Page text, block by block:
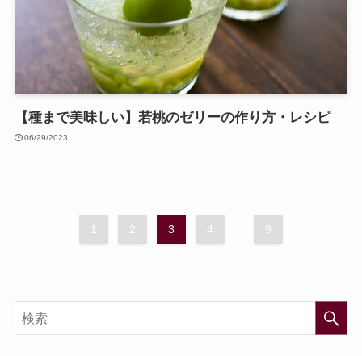
【種まで美味しい】若桃のゼリーの作り方・レシピ
06/29/2023
1 2 3 4 ... 9